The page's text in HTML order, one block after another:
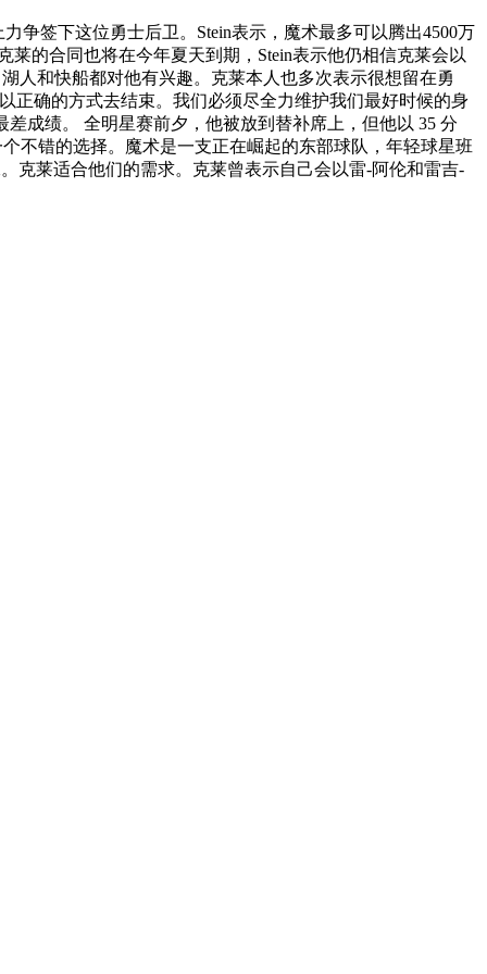
争签下这位勇士后卫。Stein表示，魔术最多可以腾出4500万
的合同也将在今年夏天到期，Stein表示他仍相信克莱会以
人和快船都对他有兴趣。克莱本人也多次表示很想留在勇
正确的方式去结束。我们必须尽全力维护我们最好时候的身
成绩。 全明星赛前夕，他被放到替补席上，但他以 35 分
不错的选择。魔术是一支正在崛起的东部球队，年轻球星班
克莱适合他们的需求。克莱曾表示自己会以雷-阿伦和雷吉-